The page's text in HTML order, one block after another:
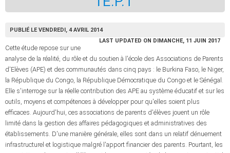
PUBLIÉ LE VENDREDI, 4 AVRIL 2014
LAST UPDATED ON DIMANCHE, 11 JUIN 2017
Cette étude repose sur une
analyse de la réalité, du rôle et du soutien à l'école des Associations de Parents
d'Elèves (APE) et des communautés dans cinq pays : le Burkina Faso, le Niger,
la République du Congo, la République Démocratique du Congo et le Sénégal.
Elle s'interroge sur la réelle contribution des APE au système éducatif et sur les
outils, moyens et compétences à développer pour qu'elles soient plus
efficaces. Aujourd'hui, ces associations de parents d'élèves jouent un rôle
limité dans la gestion des affaires pédagogiques et administratives des
établissements. D'une manière générale, elles sont dans un relatif dénuement
infrastructurel et logistique malgré l'apport financier des parents. Pourtant, les